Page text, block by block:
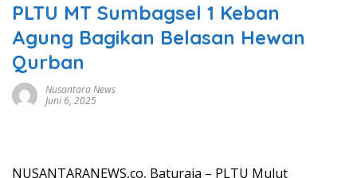
PLTU MT Sumbagsel 1 Keban
Agung Bagikan Belasan Hewan
Qurban
Nusantara News
Juni 6, 2025
NUSANTARANEWS,co, Baturaja – PLTU Mulut